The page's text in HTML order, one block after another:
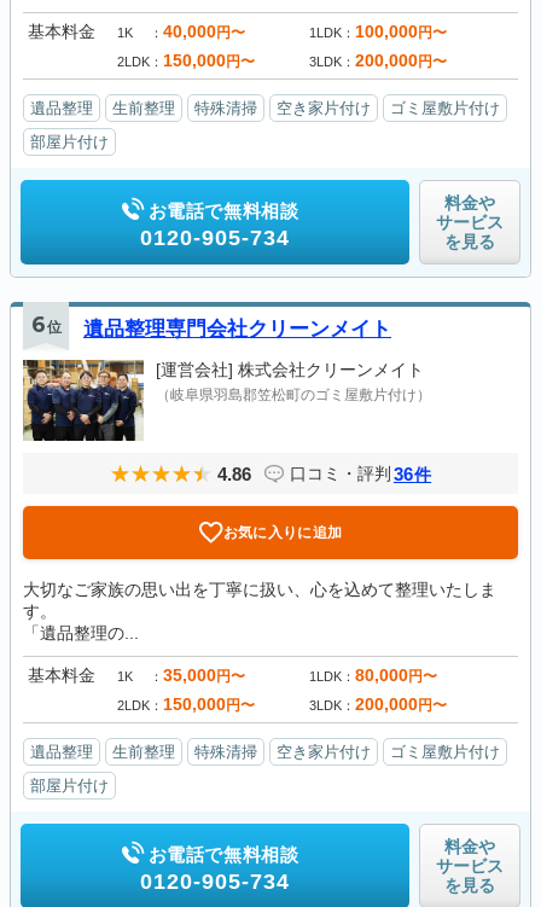
基本料金 1K 40,000円〜 1LDK 100,000円〜
2LDK 150,000円〜 3LDK 200,000円〜
遺品整理 生前整理 特殊清掃 空き家片付け
ゴミ屋敷片付け
部屋片付け
お電話で無料相談
0120-905-734
料金や
サービス
を見る
6位 遺品整理専門会社クリーンメイト
[運営会社] 株式会社クリーンメイト
（岐阜県羽島郡笠松町のゴミ屋敷片付け）
4.86 口コミ・評判 36件
お気に入りに追加
大切なご家族の思い出を丁寧に扱い、心を込めて整理いたしま
す。
「遺品整理の...
基本料金 1K 35,000円〜 1LDK 80,000円〜
2LDK 150,000円〜 3LDK 200,000円〜
遺品整理 生前整理 特殊清掃 空き家片付け
ゴミ屋敷片付け
部屋片付け
お電話で無料相談
0120-905-734
料金や
サービス
を見る